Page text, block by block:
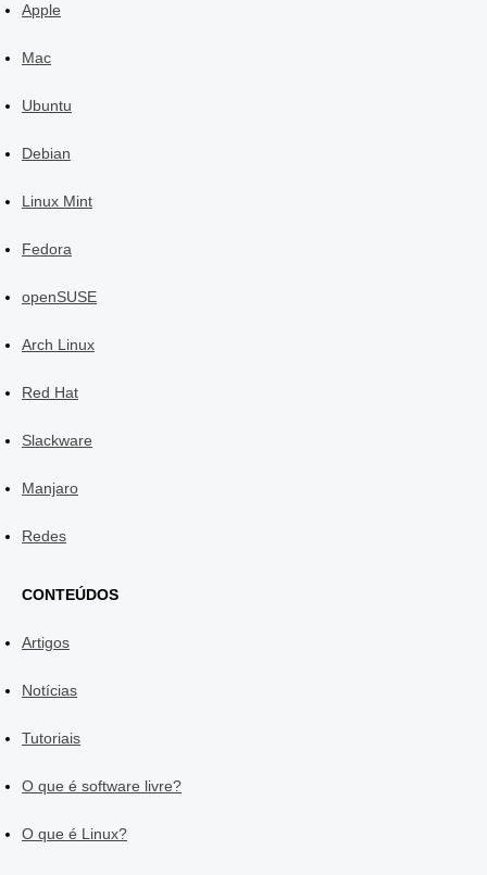
Apple
Mac
Ubuntu
Debian
Linux Mint
Fedora
openSUSE
Arch Linux
Red Hat
Slackware
Manjaro
Redes
CONTEÚDOS
Artigos
Notícias
Tutoriais
O que é software livre?
O que é Linux?